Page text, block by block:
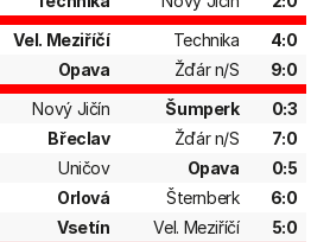
Vel. Meziříčí Technika
4:0
Opava Žďár n/S
9:0
Nový Jičín Šumperk
0:3
Břeclav Žďár n/S
7:0
Uničov Opava
0:5
Orlová Šternberk
6:0
Vsetín Vel. Meziříčí
5:0